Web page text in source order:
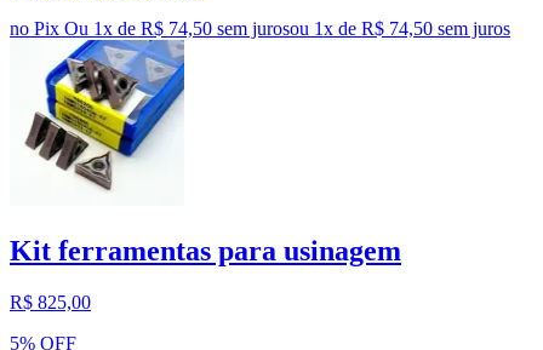
no Pix Ou 1x de R$ 74,50 sem jurosou 1x de R$ 74,50 sem juros
Kit ferramentas para usinagem
R$ 825,00
5% OFF